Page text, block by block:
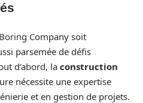
Company soit
parsemée de défis
d’abord, la construction
nécessite une expertise
et en gestion de projets.